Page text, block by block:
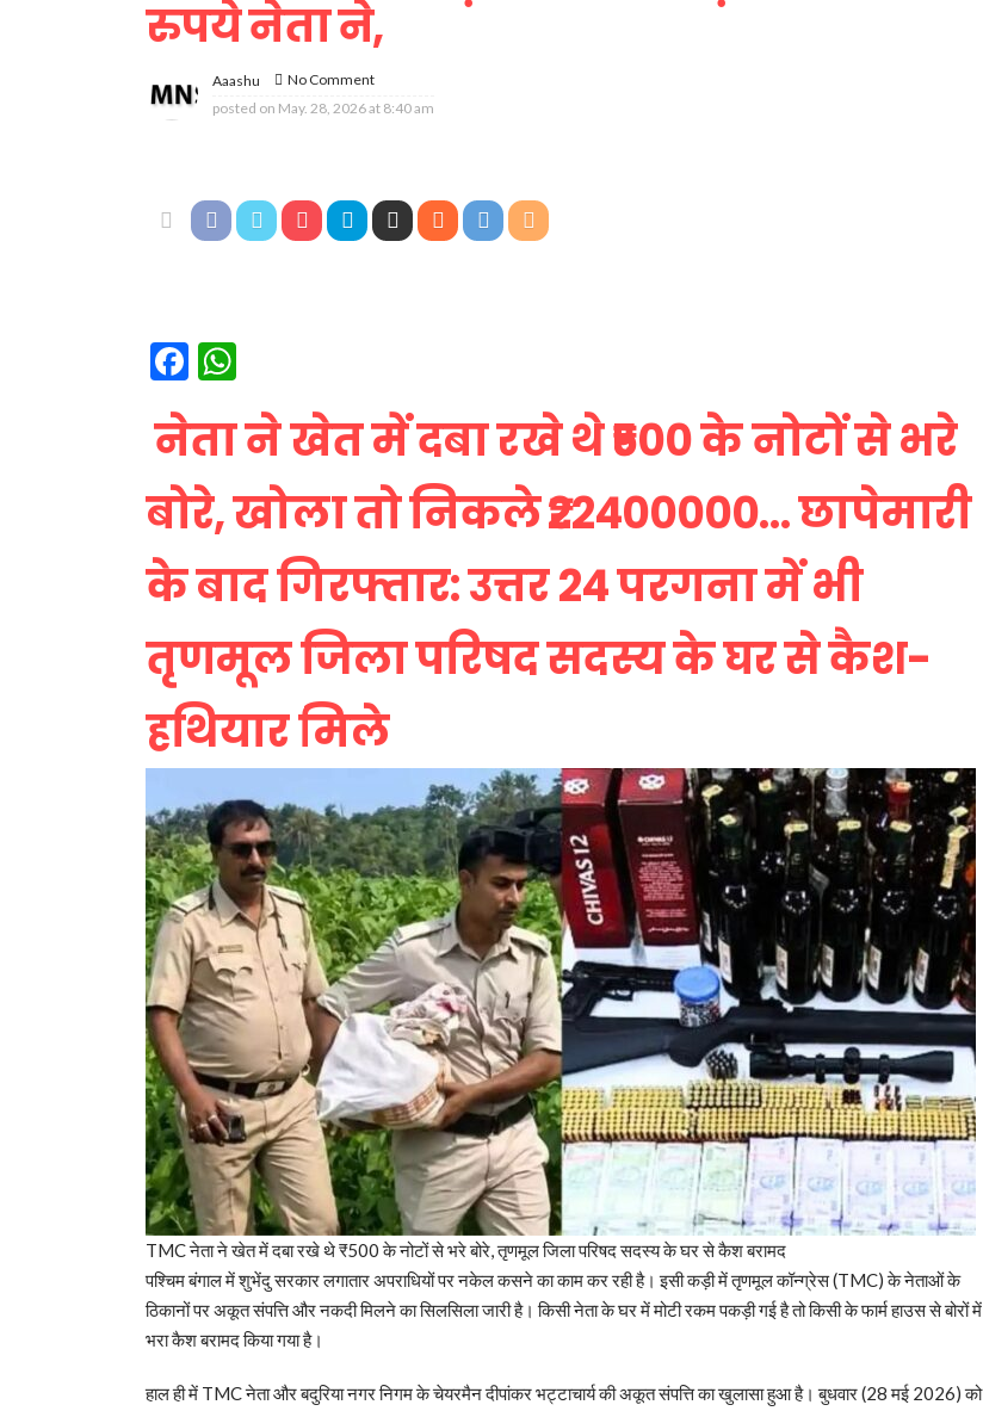
रुपये नेता ने,
Aaashu
No Comment
posted on May. 28, 2026 at 8:40 am
Facebook
नेता ने खेत में दबा रखे थे ₹500 के नोटों से भरे
बोरे, खोला तो निकले ₹22400000… छापेमारी
के बाद गिरफ्तार: उत्तर 24 परगना में भी
तृणमूल जिला परिषद सदस्य के घर से कैश-
हथियार मिले
TMC नेता ने खेत में दबा रखे थे ₹500 के नोटों से भरे बोरे, तृणमूल जिला परिषद सदस्य के घर से कैश बरामद
पश्चिम बंगाल में शुभेंदु सरकार लगातार अपराधियों पर नकेल कसने का काम कर रही है। इसी कड़ी में तृणमूल कॉन्ग्रेस (TMC) के नेताओं के
ठिकानों पर अकूत संपत्ति और नकदी मिलने का सिलसिला जारी है। किसी नेता के घर में मोटी रकम पकड़ी गई है तो किसी के फार्म हाउस से बोरों में
भरा कैश बरामद किया गया है।
हाल ही में TMC नेता और बदुरिया नगर निगम के चेयरमैन दीपांकर भट्टाचार्य की अकूत संपत्ति का खुलासा हुआ है। बुधवार (28 मई 2026) को